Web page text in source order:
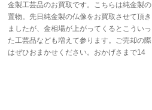
金製工芸品のお買取です。こちらは純金製の
置物。先日純金製の仏像をお買取させて頂き
ましたが、金相場が上がってくるとこういっ
た工芸品なども増えて参ります。ご売却の際
はぜひおまかせください。おかげさまで14